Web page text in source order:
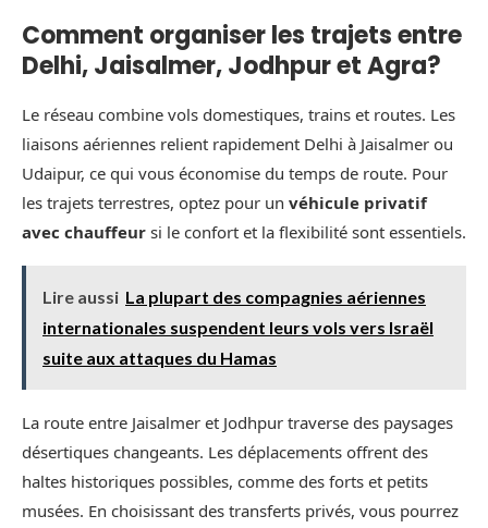
Comment organiser les trajets entre
Delhi, Jaisalmer, Jodhpur et Agra?
Le réseau combine vols domestiques, trains et routes. Les
liaisons aériennes relient rapidement Delhi à Jaisalmer ou
Udaipur, ce qui vous économise du temps de route. Pour
les trajets terrestres, optez pour un véhicule privatif
avec chauffeur si le confort et la flexibilité sont essentiels.
Lire aussi La plupart des compagnies aériennes
internationales suspendent leurs vols vers Israël
suite aux attaques du Hamas
La route entre Jaisalmer et Jodhpur traverse des paysages
désertiques changeants. Les déplacements offrent des
haltes historiques possibles, comme des forts et petits
musées. En choisissant des transferts privés, vous pourrez